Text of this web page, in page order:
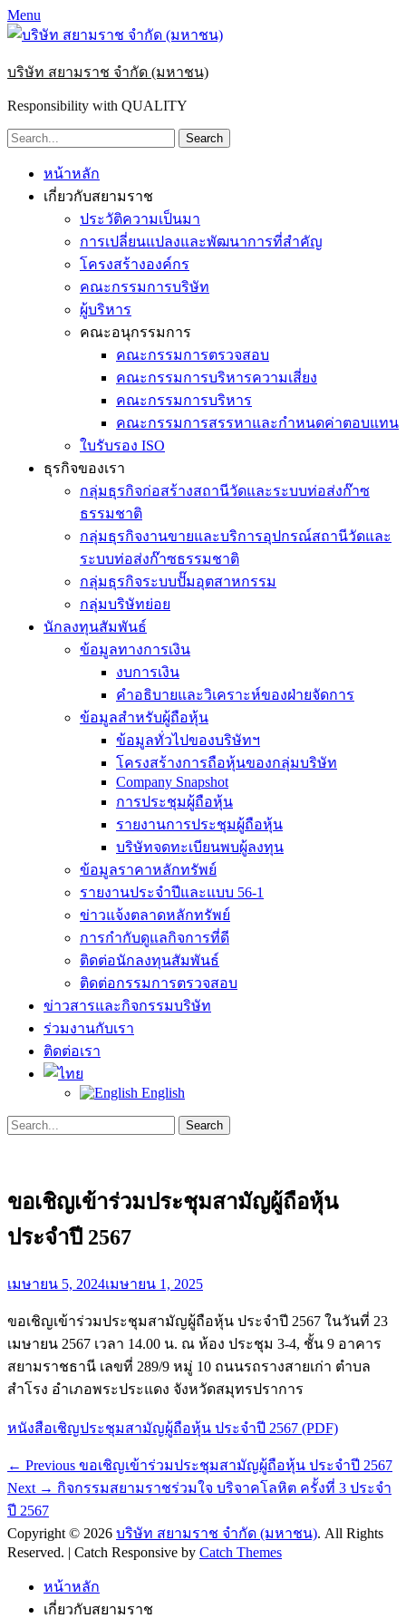
Menu
บริษัท สยามราช จำกัด (มหาชน)
Responsibility with QUALITY
Search
for:
Primary
Menu
Skip
content
หน้าหลัก
เกี่ยวกับสยามราช
ประวัติความเป็นมา
การเปลี่ยนแปลงและพัฒนาการที่สำคัญ
โครงสร้างองค์กร
คณะกรรมการบริษัท
ผู้บริหาร
คณะอนุกรรมการ
คณะกรรมการตรวจสอบ
คณะกรรมการบริหารความเสี่ยง
คณะกรรมการบริหาร
คณะกรรมการสรรหาและกำหนดค่าตอบแทน
ใบรับรอง ISO
ธุรกิจของเรา
กลุ่มธุรกิจก่อสร้างสถานีวัดและระบบท่อส่งก๊าซ
ธรรมชาติ
กลุ่มธุรกิจงานขายและบริการอุปกรณ์สถานีวัดและ
ระบบท่อส่งก๊าซธรรมชาติ
กลุ่มธุรกิจระบบปั๊มอุตสาหกรรม
กลุ่มบริษัทย่อย
นักลงทุนสัมพันธ์
ข้อมูลทางการเงิน
งบการเงิน
คำอธิบายและวิเคราะห์ของฝ่ายจัดการ
ข้อมูลสำหรับผู้ถือหุ้น
ข้อมูลทั่วไปของบริษัทฯ
โครงสร้างการถือหุ้นของกลุ่มบริษัท
Company Snapshot
การประชุมผู้ถือหุ้น
รายงานการประชุมผู้ถือหุ้น
บริษัทจดทะเบียนพบผู้ลงทุน
ข้อมูลราคาหลักทรัพย์
รายงานประจำปีและแบบ 56-1
ข่าวแจ้งตลาดหลักทรัพย์
การกำกับดูแลกิจการที่ดี
ติดต่อนักลงทุนสัมพันธ์
ติดต่อกรรมการตรวจสอบ
ข่าวสารและกิจกรรมบริษัท
ร่วมงานกับเรา
ติดต่อเรา
English
Search
Search
for:
ขอเชิญเข้าร่วมประชุมสามัญผู้ถือหุ้น
ประจำปี 2567
Posted
on
เมษายน 5, 2024เมษายน 1, 2025
ขอเชิญเข้าร่วมประชุมสามัญผู้ถือหุ้น ประจำปี 2567 ในวันที่ 23
เมษายน 2567 เวลา 14.00 น. ณ ห้อง ประชุม 3-4, ชั้น 9 อาคาร
สยามราชธานี เลขที่ 289/9 หมู่ 10 ถนนรถรางสายเก่า ตำบล
สำโรง อำเภอพระประแดง จังหวัดสมุทรปราการ
หนังสือเชิญประชุมสามัญผู้ถือหุ้น ประจำปี 2567 (PDF)
Post
navigation
← Previous Previous
post:
ขอเชิญเข้าร่วมประชุมสามัญผู้ถือหุ้น ประจำปี 2567
Next → Next
post:
กิจกรรมสยามราชร่วมใจ บริจาคโลหิต ครั้งที่ 3 ประจำ
ปี 2567
Copyright © 2026 บริษัท สยามราช จำกัด (มหาชน). All Rights
Reserved. | Catch Responsive by Catch Themes
หน้าหลัก
เกี่ยวกับสยามราช